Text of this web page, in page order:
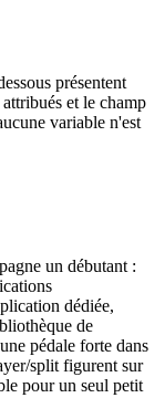
présentent
et le champ
variable n'est
un débutant :
dédiée,
de
pédale forte dans
split figurent sur
pour un seul petit